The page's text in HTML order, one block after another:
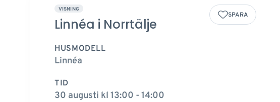
VISNING
Linnéa i Norrtälje
SPARA
HUSMODELL
Linnéa
TID
30 augusti kl 13:00 - 14:00